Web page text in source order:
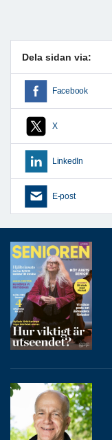
Dela sidan via:
Facebook
X
LinkedIn
E-post